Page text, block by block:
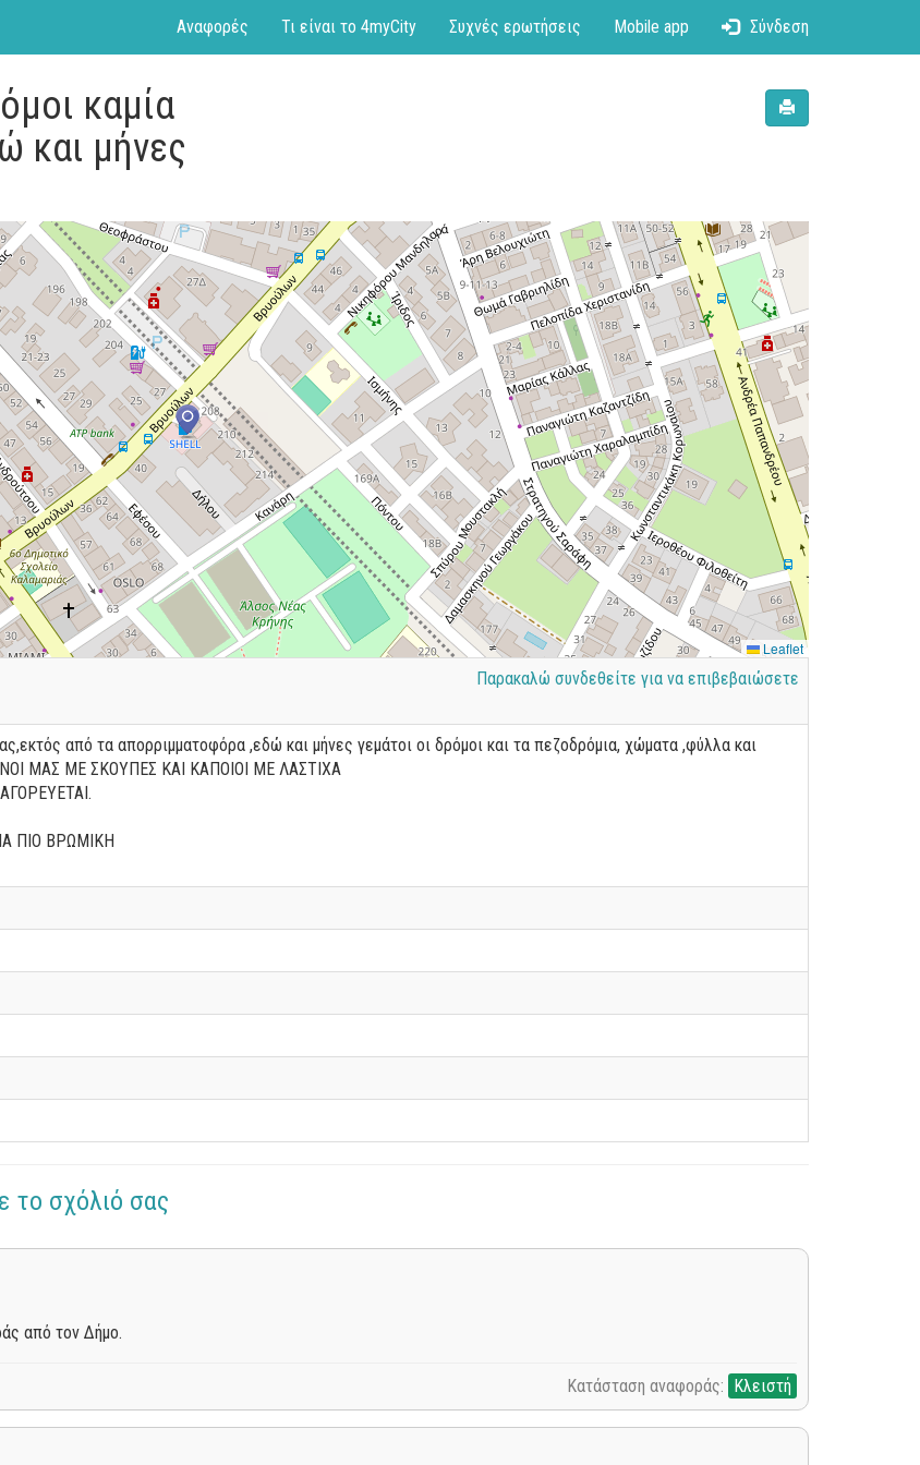
Αναφορές Τι είναι το 4myCity Συχνές ερωτήσεις Mobile app Σύνδεση
καμία
και μήνες
Leaflet
Παρακαλώ συνδεθείτε για να επιβεβαιώσετε
από τα απορριμματοφόρα ,εδώ και μήνες γεμάτοι οι δρόμοι και τα πεζοδρόμια, χώματα ,φύλλα και
ΜΑΣ ΜΕ ΣΚΟΥΠΕΣ ΚΑΙ ΚΑΠΟΙΟΙ ΜΕ ΛΑΣΤΙΧΑ
ΠΙΟ ΒΡΩΜΙΚΗ
το σχόλιό σας
από τον Δήμο.
Κατάσταση αναφοράς: Κλειστή